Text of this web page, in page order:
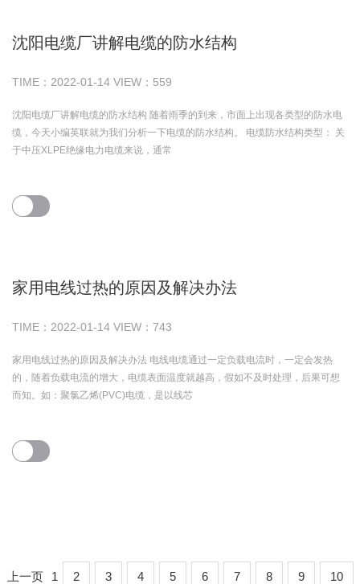
沈阳电缆厂讲解电缆的防水结构
TIME： 2022-01-14 VIEW： 559
沈阳电缆厂讲解电缆的防水结构 随着雨季的到来，市面上出现各类型的防水电
缆，今天小编英联就为我们分析一下电缆的防水结构。 电缆防水结构类型： 关
于中压XLPE绝缘电力电缆来说，通常
家用电线过热的原因及解决办法
TIME： 2022-01-14 VIEW： 743
家用电线过热的原因及解决办法 电线电缆通过一定负载电流时，一定会发热
的，随着负载电流的增大，电缆表面温度就越高，假如不及时处理，后果可想
而知。如：聚氯乙烯(PVC)电缆，是以线芯
上一页 1 2 3 4 5 6 7 8 9 10